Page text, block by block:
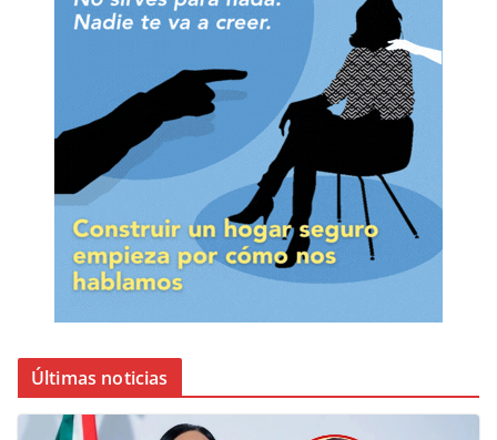
Últimas noticias